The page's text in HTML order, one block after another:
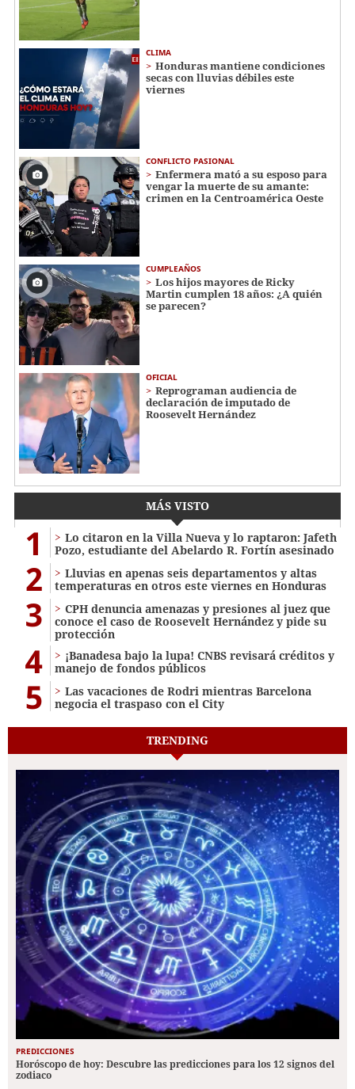
CLIMA
Honduras mantiene condiciones
secas con lluvias débiles este
viernes
CONFLICTO PASIONAL
Enfermera mató a su esposo para
vengar la muerte de su amante:
crimen en la Centroamérica Oeste
CUMPLEAÑOS
Los hijos mayores de Ricky
Martin cumplen 18 años: ¿A quién
se parecen?
OFICIAL
Reprograman audiencia de
declaración de imputado de
Roosevelt Hernández
MÁS VISTO
1
Lo citaron en la Villa Nueva y lo raptaron: Jafeth
Pozo, estudiante del Abelardo R. Fortín asesinado
2
Lluvias en apenas seis departamentos y altas
temperaturas en otros este viernes en Honduras
3
CPH denuncia amenazas y presiones al juez que
conoce el caso de Roosevelt Hernández y pide su
protección
4
¡Banadesa bajo la lupa! CNBS revisará créditos y
manejo de fondos públicos
5
Las vacaciones de Rodri mientras Barcelona
negocia el traspaso con el City
TRENDING
PREDICCIONES
Horóscopo de hoy: Descubre las predicciones para los 12 signos del
zodiaco